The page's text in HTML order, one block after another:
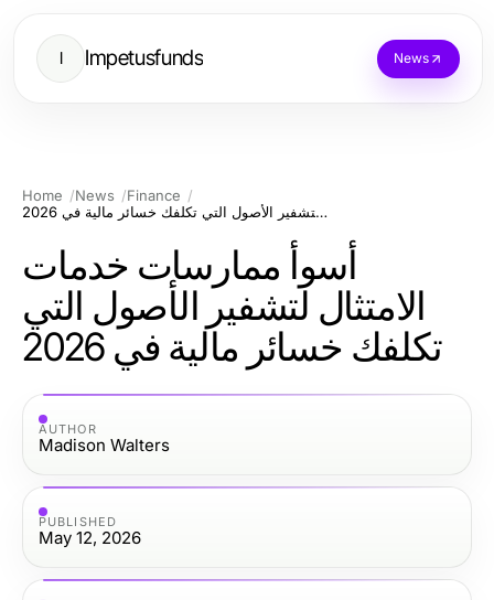
I Impetusfunds News
Home News
Finance
أسوأ ممارسات خدمات الامتثال لتشفير الأصول التي تكلفك خسائر مالية في 2026
أسوأ ممارسات خدمات
الامتثال لتشفير الأصول التي
تكلفك خسائر مالية في 2026
AUTHOR
Madison Walters
PUBLISHED
May 12, 2026